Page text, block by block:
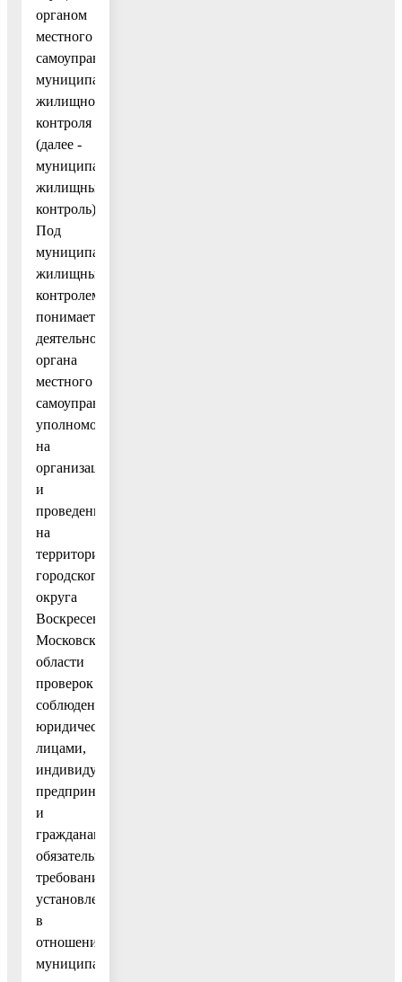
органом
местного
самоуправления
муниципального
жилищного
контроля
(далее -
муниципальный
жилищный
контроль).
Под
муниципальным
жилищным
контролем
понимается
деятельность
органа
местного
самоуправления,
уполномоченного
на
организацию
и
проведение
на
территории
городского
округа
Воскресенск
Московской
области
проверок
соблюдения
юридическими
лицами,
индивидуальными
предпринимателями
и
гражданами
обязательных
требований,
установленных
в
отношении
муниципального